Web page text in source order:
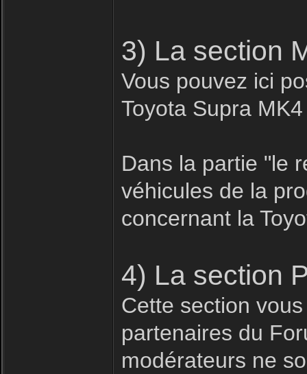
3) La section
Vous pouvez ici
Toyota Supra MK4
Dans la partie "le
véhicules de la
concernant la
4) La section
Cette section
partenaires du
modérateurs ne